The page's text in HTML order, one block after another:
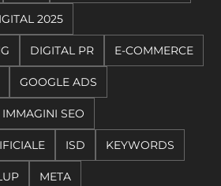
2025
DIGITAL PR E-COMMERCE
GOOGLE ADS
IMMAGINI SEO
ISD KEYWORDS
META